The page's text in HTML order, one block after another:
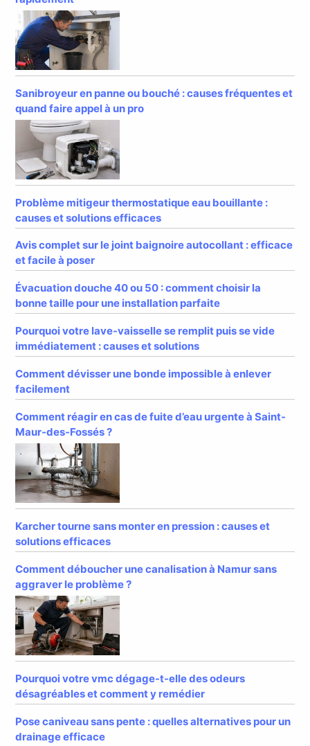
Sanibroyeur en panne ou bouché : causes fréquentes et
quand faire appel à un pro
Problème mitigeur thermostatique eau bouillante :
causes et solutions efficaces
Avis complet sur le joint baignoire autocollant : efficace
et facile à poser
Évacuation douche 40 ou 50 : comment choisir la
bonne taille pour une installation parfaite
Pourquoi votre lave-vaisselle se remplit puis se vide
immédiatement : causes et solutions
Comment dévisser une bonde impossible à enlever
facilement
Comment réagir en cas de fuite d’eau urgente à Saint-
Maur-des-Fossés ?
Karcher tourne sans monter en pression : causes et
solutions efficaces
Comment déboucher une canalisation à Namur sans
aggraver le problème ?
Pourquoi votre vmc dégage-t-elle des odeurs
désagréables et comment y remédier
Pose caniveau sans pente : quelles alternatives pour un
drainage efficace